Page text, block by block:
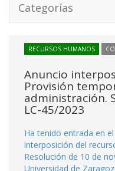
Categorías
RECURSOS HUMANOS
Anuncio
Provisión
administración.
LC-45/2023
Ha tenido entrada en
interposición del
Resolución de 10 de
Universidad de